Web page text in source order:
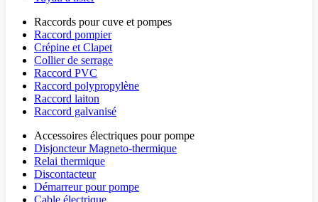
Raccords pour cuve et pompes
Raccord pompier
Crépine et Clapet
Collier de serrage
Raccord PVC
Raccord polypropylène
Raccord laiton
Raccord galvanisé
Accessoires électriques pour pompe
Disjoncteur Magneto-thermique
Relai thermique
Discontacteur
Démarreur pour pompe
Cable électrique